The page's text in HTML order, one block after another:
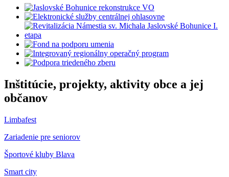
Inštitúcie, projekty, aktivity obce a jej
občanov
Limbafest
Zariadenie pre seniorov
Športové kluby Blava
Smart city